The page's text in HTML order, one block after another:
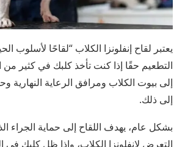
يعتبر لقاح إنفلونزا الكلاب “لقاحًا لأسلوب
التطعيم حقًا إذا كنت تأخذ كلبك في كثير من
إلى بيوت الكلاب ومرافق الرعاية النهارية
إلى ذلك.
بشكل عام، يهدف اللقاح إلى حماية الجراء
التعرض لإنفلونزا الكلاب، وإذا ظل كلبك في